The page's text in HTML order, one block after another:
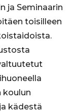
ja Seminaarin
toisilleen
koulun
kädestä